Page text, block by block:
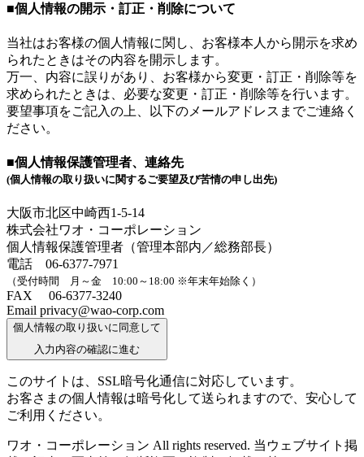
■個人情報の開示・訂正・削除について
当社はお客様の個人情報に関し、お客様本人から開示を求め
られたときはその内容を開示します。
万一、内容に誤りがあり、お客様から変更・訂正・削除等を
求められたときは、必要な変更・訂正・削除等を行います。
要望事項をご記入の上、以下のメールアドレスまでご連絡く
ださい。
■個人情報保護管理者、連絡先
(個人情報の取り扱いに関するご要望及び苦情の申し出先)
大阪市北区中崎西1-5-14
株式会社ワオ・コーポレーション
個人情報保護管理者（管理本部内／総務部長）
電話 06-6377-7971
（受付時間 月～金 10:00～18:00 ※年末年始除く）
FAX 06-6377-3240
Email privacy@wao-corp.com
個人情報の取り扱いに同意して
入力内容の確認に進む
このサイトは、SSL暗号化通信に対応しています。
お客さまの個人情報は暗号化して送られますので、安心して
ご利用ください。
ワオ・コーポレーション All rights reserved. 当ウェブサイト掲